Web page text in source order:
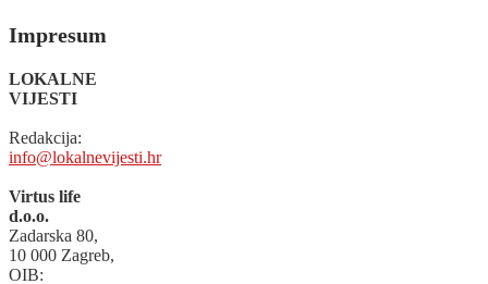
Impresum
LOKALNE
VIJESTI
Redakcija:
info@lokalnevijesti.hr
Virtus life
d.o.o.
Zadarska 80,
10 000 Zagreb,
OIB: